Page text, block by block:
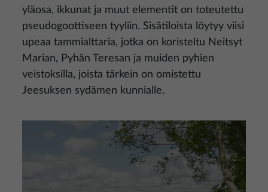
yläosa, ikkunat ja muut elementit on toteutettu
pseudogoottiseen tyyliin. Sisätiloista löytyy viisi
upeaa tammialttaria, jotka on koristeltu Neitsyt
Marian, Pyhän Teresan ja muiden pyhien
veistoksilla, joista tärkein on omistettu
Jeesuksen sydämen kunnialle.